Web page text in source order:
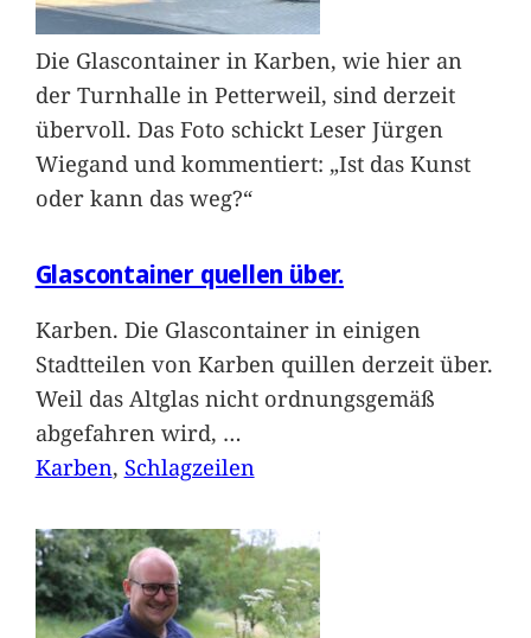
Die Glascontainer in Karben, wie hier an
der Turnhalle in Petterweil, sind derzeit
übervoll. Das Foto schickt Leser Jürgen
Wiegand und kommentiert: „Ist das Kunst
oder kann das weg?“
Glascontainer quellen über.
Karben. Die Glascontainer in einigen
Stadtteilen von Karben quillen derzeit über.
Weil das Altglas nicht ordnungsgemäß
abgefahren wird, …
Karben, Schlagzeilen